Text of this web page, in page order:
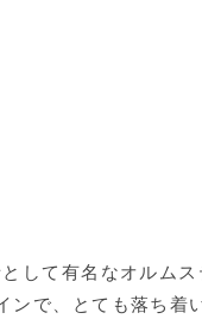
して有名なオルムス
ンで、とても落ち着